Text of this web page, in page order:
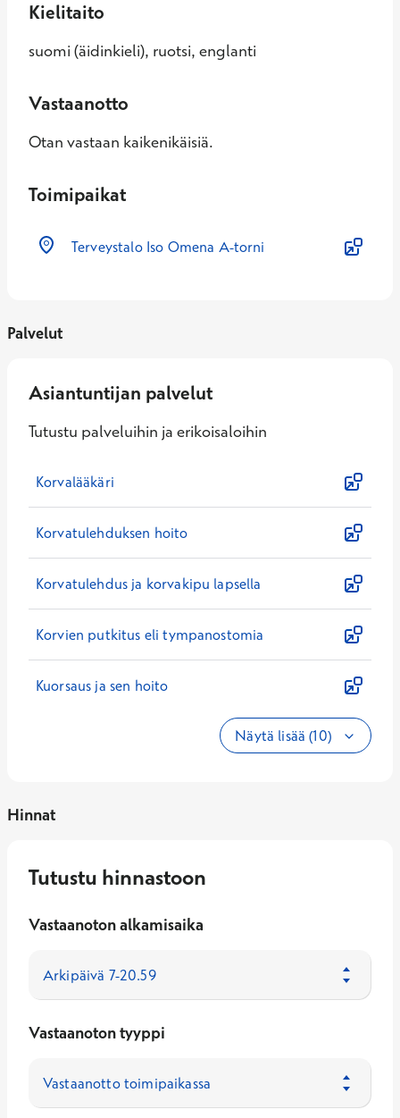
Kielitaito
suomi (äidinkieli), ruotsi, englanti
Vastaanotto
Otan vastaan kaikenikäisiä.
Toimipaikat
Terveystalo Iso Omena A-torni
Palvelut
Asiantuntijan palvelut
Tutustu palveluihin ja erikoisaloihin
Korvalääkäri
Korvatulehduksen hoito
Korvatulehdus ja korvakipu lapsella
Korvien putkitus eli tympanostomia
Kuorsaus ja sen hoito
Näytä lisää (10)
Hinnat
Tutustu hinnastoon
Vastaanoton alkamisaika
Vastaanoton tyyppi